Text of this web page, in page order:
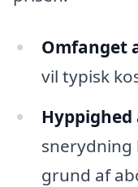
Omfanget
vil typisk
grund af